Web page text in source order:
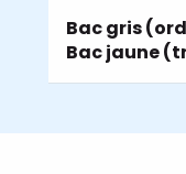
Bac gris
Bac jaune